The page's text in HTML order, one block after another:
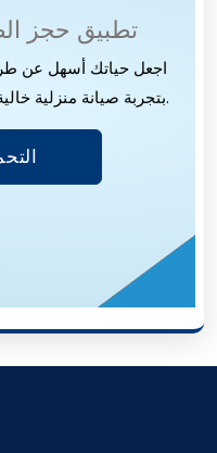
تطبيق حجز
اجعل حياتك أسهل عن
بتجربة صيانة منزلية خالية من المتاعب ببضع نقرات فقط.